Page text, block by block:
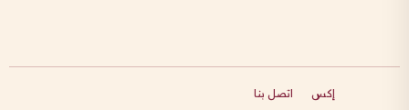
إكس
اتصل بنا